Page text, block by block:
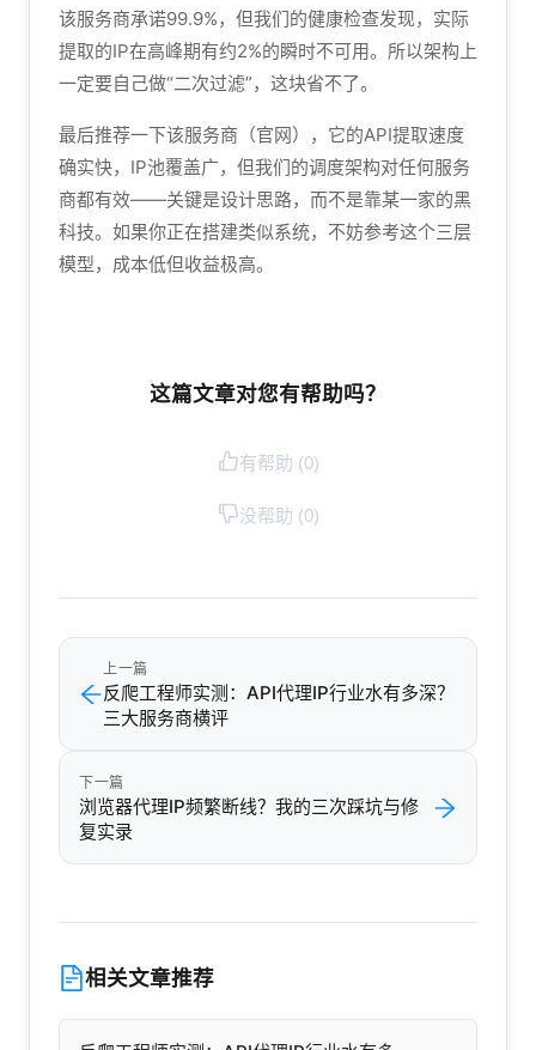
该服务商承诺99.9%，但我们的健康检查发现，实际
提取的IP在高峰期有约2%的瞬时不可用。所以架构上
一定要自己做“二次过滤”，这块省不了。
最后推荐一下该服务商（官网），它的API提取速度
确实快，IP池覆盖广，但我们的调度架构对任何服务
商都有效——关键是设计思路，而不是靠某一家的黑
科技。如果你正在搭建类似系统，不妨参考这个三层
模型，成本低但收益极高。
这篇文章对您有帮助吗？
有帮助 (0)
没帮助 (0)
上一篇
反爬工程师实测：API代理IP行业水有多深？
三大服务商横评
下一篇
浏览器代理IP频繁断线？我的三次踩坑与修
复实录
相关文章推荐